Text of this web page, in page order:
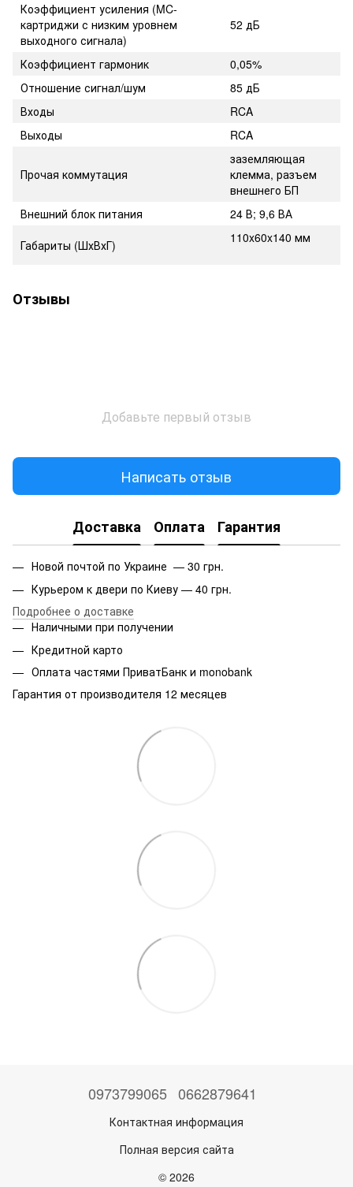
Коэффициент усиления (MC-
картриджи с низким уровнем
выходного сигнала)
52 дБ
Коэффициент гармоник
0,05%
Отношение сигнал/шум
85 дБ
Входы
RCA
Выходы
RCA
Прочая коммутация
заземляющая
клемма, разъем
внешнего БП
Внешний блок питания
24 В; 9,6 ВА
Габариты (ШхВхГ)
110x60x140 мм
Отзывы
Добавьте первый отзыв
Написать отзыв
Доставка Оплата Гарантия
Новой почтой по Украине — 30 грн.
Курьером к двери по Киеву — 40 грн.
Подробнее о доставке
Наличными при получении
Кредитной карто
Оплата частями ПриватБанк и monobank
Гарантия от производителя 12 месяцев
0973799065 0662879641
Контактная информация
Полная версия сайта
© 2026